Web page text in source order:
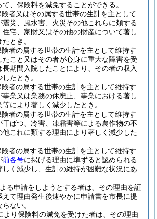
、保険料を減免することができる。
者又はその属する世帯の生計を主として
震災、風水害、火災その他これらに類する
住宅、家財又はその他の財産について著し
とき。
者の属する世帯の生計を主として維持す
たこと又はその者が心身に重大な障害を受
長期間入院したことにより、その者の収入
たとき。
者の属する世帯の生計を主として維持す
事業又は業務の休廃止、事業における著し
により著しく減少したとき。
者の属する世帯の生計を主として維持す
干ばつ、冷害、凍霜害等による農作物の不
他これに類する理由により著しく減少した
者の属する世帯の生計を主として維持す
前各号に掲げる理由に準ずると認められる
しく減少し、生計の維持が困難な状況にあ
る申請をしようとする者は、その理由を証
えて理由発生後速やかに申請書を市長に提
ない。
より保険料の減免を受けた者は、その理由